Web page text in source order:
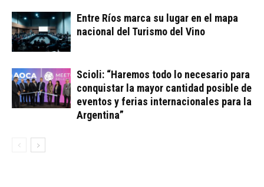
Entre Ríos marca su lugar en el mapa
nacional del Turismo del Vino
Scioli: “Haremos todo lo necesario para
conquistar la mayor cantidad posible de
eventos y ferias internacionales para la
Argentina”